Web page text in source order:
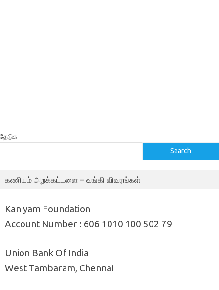
தேடுக
Search
கணியம் அறக்கட்டளை – வங்கி விவரங்கள்
Kaniyam Foundation
Account Number : 606 1010 100 502 79
Union Bank Of India
West Tambaram, Chennai